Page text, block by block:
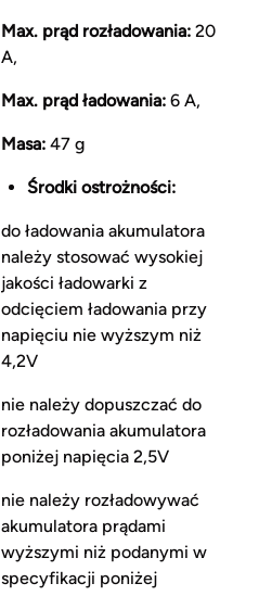
Max. prąd rozładowania:20
A,
Max. prąd ładowania: 6 A,
Masa:47 g
Środki ostrożności:
do ładowania akumulatora
należy stosować wysokiej
jakości ładowarki z
odcięciem ładowania przy
napięciu nie wyższym niż
4,2V
nie należy dopuszczać do
rozładowania akumulatora
poniżej napięcia 2,5V
nie należy rozładowywać
akumulatora prądami
wyższymi niż podanymi w
specyfikacji poniżej